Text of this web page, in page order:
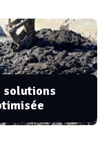
solutions